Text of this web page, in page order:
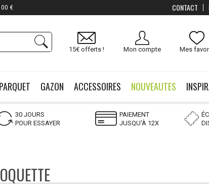
Mes
Mon compte
15€ offerts !
PARQUET GAZON ACCESSOIRES NOUVEAUTES
30 JOURS
POUR ESSAYER
PAIEMENT
JUSQU'À 12X
CONTACT
€